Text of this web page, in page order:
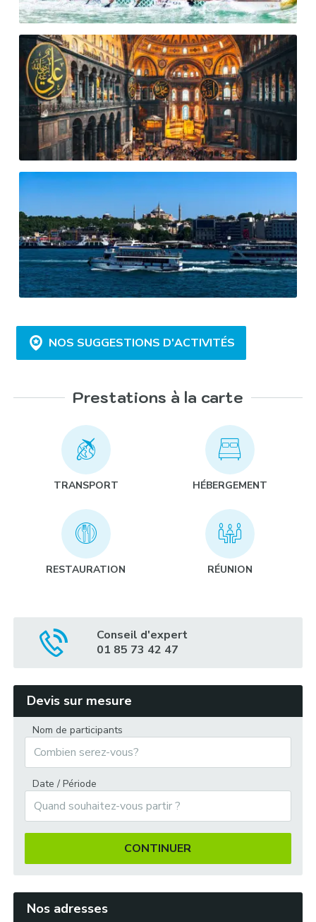
NOS SUGGESTIONS D'ACTIVITÉS
poissons sur l’ancien port byzantin :
Rallye découverte dans les quartiers alternatifs
de Galata et de Pera :
gommage et massage au savon :
Survol d’Istanbul en hélicoptère :
Chasse au trésor dans le Grand Bazar d’Istanbul :
Régate en bateau dragon ou en voilier :
Pause-café à l’orientale au café Loti, ascension en
Prestations à la carte
TRANSPORT HÉBERGEMENT
RESTAURATION RÉUNION
Conseil d'expert
01 85 73 42 47
Devis sur mesure
Nom de participants
Date / Période
CONTINUER
Nos adresses